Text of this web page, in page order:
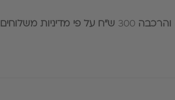
והרכבה 300 ש״ח על פי מדיניות משלוחים